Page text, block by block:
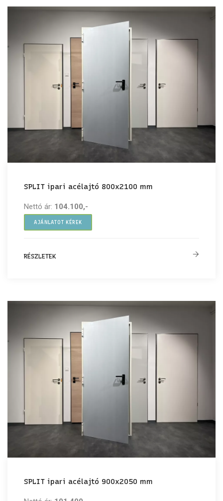
SPLIT ipari acélajtó 800x2100 mm
Nettó ár: 104.100,-
AJÁNLATOT KÉREK
RÉSZLETEK
SPLIT ipari acélajtó 900x2050 mm